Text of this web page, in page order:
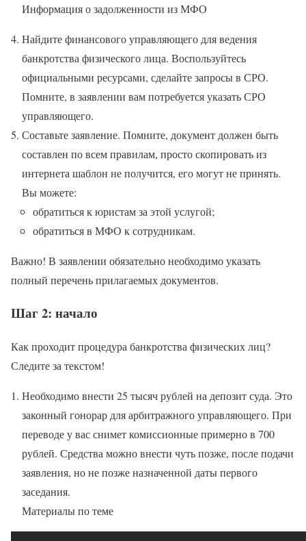
Информация о задолженности из МФО
Найдите финансового управляющего для ведения
банкротства физического лица. Воспользуйтесь
официальными ресурсами, сделайте запросы в СРО.
Помните, в заявлении вам потребуется указать СРО
управляющего.
Составьте заявление. Помните, документ должен быть
составлен по всем правилам, просто скопировать из
интернета шаблон не получится, его могут не принять.
Вы можете:
обратиться к юристам за этой услугой;
обратиться в МФО к сотрудникам.
Важно! В заявлении обязательно необходимо указать
полный перечень прилагаемых документов.
Шаг 2: начало
Как проходит процедура банкротства физических лиц?
Следите за текстом!
Необходимо внести 25 тысяч рублей на депозит суда. Это
законный гонорар для арбитражного управляющего. При
переводе у вас снимет комиссионные примерно в 700
рублей. Средства можно внести чуть позже, после подачи
заявления, но не позже назначенной даты первого
заседания.
Материалы по теме